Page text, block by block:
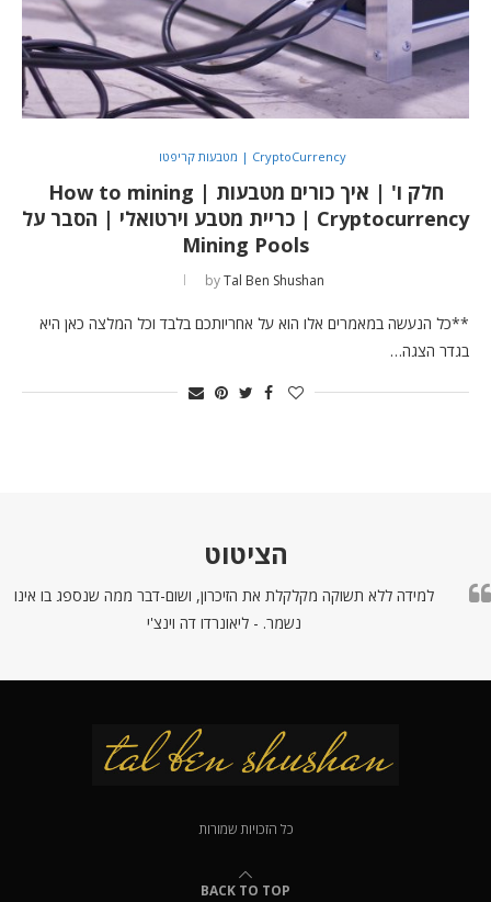
CryptoCurrency | מטבעות קריפטו
חלק ו' | איך כורים מטבעות | How to mining
Cryptocurrency | כריית מטבע וירטואלי | הסבר על
Mining Pools
byTal Ben Shushan
**כל הנעשה במאמרים אלו הוא על אחריותכם בלבד וכל המלצה כאן היא
בגדר הצגה…
הציטוט
למידה ללא תשוקה מקלקלת את הזיכרון, ושום-דבר ממה שנספג בו אינו
נשמר. - ליאונרדו דה וינצ'י
כל הזכויות שמורות
BACK TO TOP